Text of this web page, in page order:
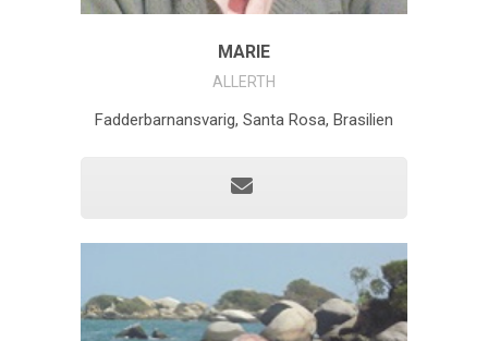
MARIE
ALLERTH
Fadderbarnansvarig, Santa Rosa, Brasilien